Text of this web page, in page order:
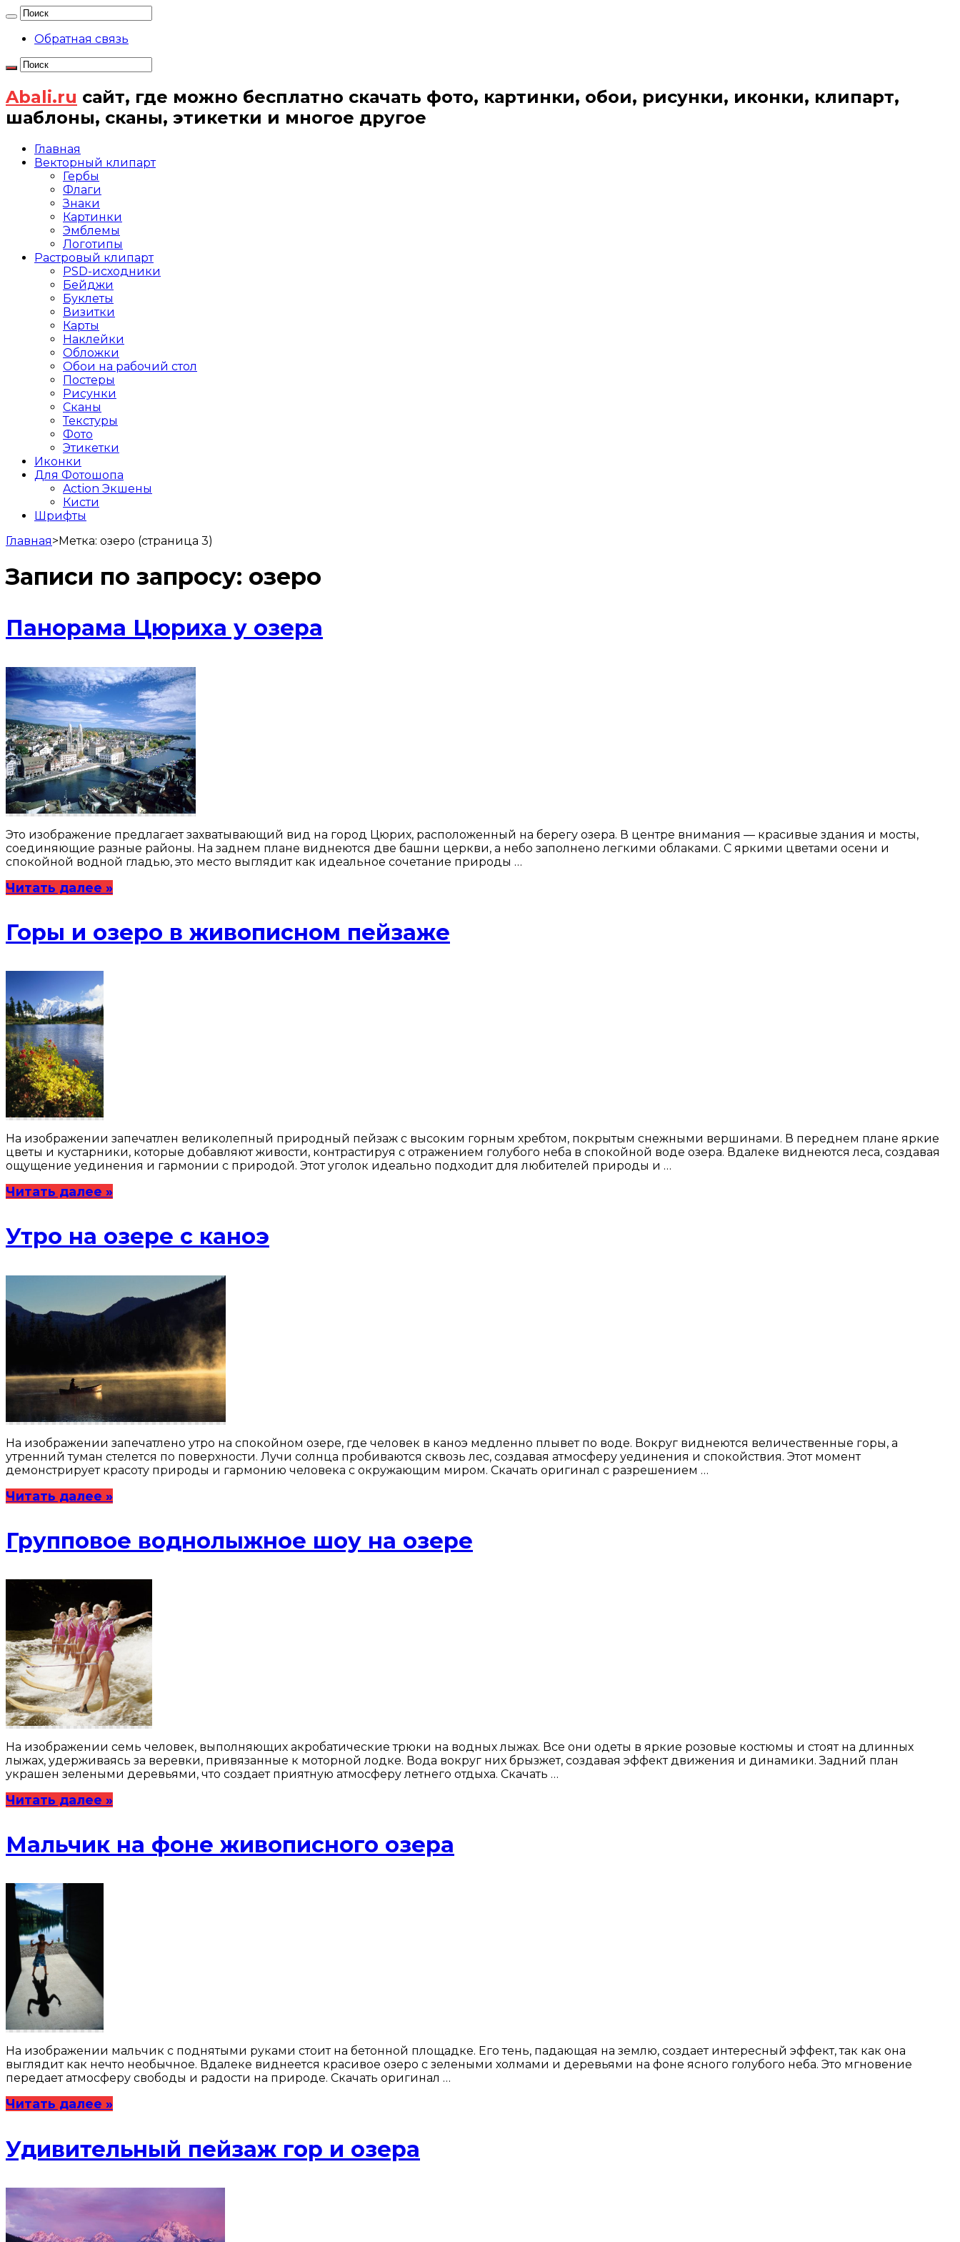
Обратная связь
Abali.ru сайт, где можно бесплатно скачать фото, картинки, обои, рисунки, иконки, клипарт,
шаблоны, сканы, этикетки и многое другое
Главная
Векторный клипарт
Гербы
Флаги
Знаки
Картинки
Эмблемы
Логотипы
Растровый клипарт
PSD-исходники
Бейджи
Буклеты
Визитки
Карты
Наклейки
Обложки
Обои на рабочий стол
Постеры
Рисунки
Сканы
Текстуры
Фото
Этикетки
Иконки
Для Фотошопа
Action Экшены
Кисти
Шрифты
Главная>Метка: озеро (страница 3)
Записи по запросу: озеро
Панорама Цюриха у озера
Это изображение предлагает захватывающий вид на город Цюрих, расположенный на берегу озера. В центре внимания — красивые здания и мосты,
соединяющие разные районы. На заднем плане виднеются две башни церкви, а небо заполнено легкими облаками. С яркими цветами осени и
спокойной водной гладью, это место выглядит как идеальное сочетание природы …
Читать далее »
Горы и озеро в живописном пейзаже
На изображении запечатлен великолепный природный пейзаж с высоким горным хребтом, покрытым снежными вершинами. В переднем плане яркие
цветы и кустарники, которые добавляют живости, контрастируя с отражением голубого неба в спокойной воде озера. Вдалеке виднеются леса, создавая
ощущение уединения и гармонии с природой. Этот уголок идеально подходит для любителей природы и …
Читать далее »
Утро на озере с каноэ
На изображении запечатлено утро на спокойном озере, где человек в каноэ медленно плывет по воде. Вокруг виднеются величественные горы, а
утренний туман стелется по поверхности. Лучи солнца пробиваются сквозь лес, создавая атмосферу уединения и спокойствия. Этот момент
демонстрирует красоту природы и гармонию человека с окружающим миром. Скачать оригинал с разрешением …
Читать далее »
Групповое воднолыжное шоу на озере
На изображении семь человек, выполняющих акробатические трюки на водных лыжах. Все они одеты в яркие розовые костюмы и стоят на длинных
лыжах, удерживаясь за веревки, привязанные к моторной лодке. Вода вокруг них брызжет, создавая эффект движения и динамики. Задний план
украшен зелеными деревьями, что создает приятную атмосферу летнего отдыха. Скачать …
Читать далее »
Мальчик на фоне живописного озера
На изображении мальчик с поднятыми руками стоит на бетонной площадке. Его тень, падающая на землю, создает интересный эффект, так как она
выглядит как нечто необычное. Вдалеке виднеется красивое озеро с зелеными холмами и деревьями на фоне ясного голубого неба. Это мгновение
передает атмосферу свободы и радости на природе. Скачать оригинал …
Читать далее »
Удивительный пейзаж гор и озера